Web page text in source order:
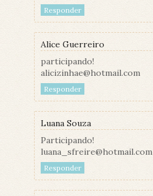
Responder
Alice Guerreiro
participando!
alicizinhae@hotmail.com
Responder
Luana Souza
Participando!
luana_sfreire@hotmail.com
Responder